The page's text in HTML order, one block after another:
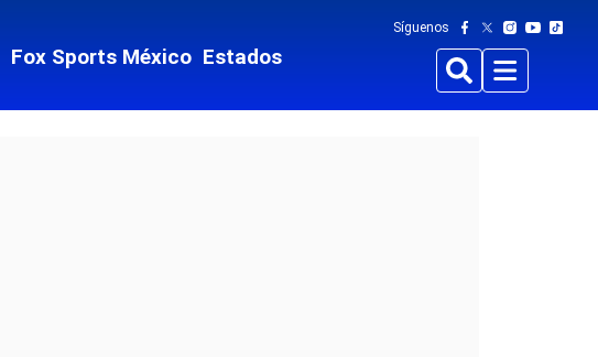
Fox Sports México Estados
Síguenos
BuscarMenu